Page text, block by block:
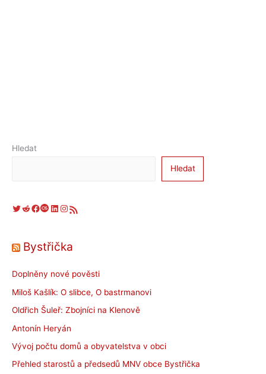
Hledat
Hledat
Twitter Reddit Facebook Last.fm LinkedIn Instagram RSS zdroj
Bystřička
Doplněny nové pověsti
Miloš Kašlík: O slibce, O bastrmanovi
Oldřich Šuleř: Zbojníci na Klenově
Antonín Heryán
Vývoj počtu domů a obyvatelstva v obci
Přehled starostů a předsedů MNV obce Bystřička